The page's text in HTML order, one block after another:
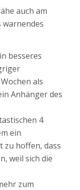
auch am
warnendes
besseres
als
Anhänger des
4
ein
zu hoffen, dass
weil sich die
zum